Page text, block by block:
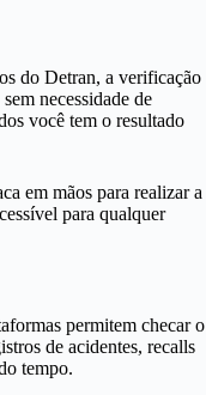
do Detran, a verificação
necessidade de
você tem o resultado
em mãos para realizar a
para qualquer
permitem checar o
de acidentes, recalls
tempo.